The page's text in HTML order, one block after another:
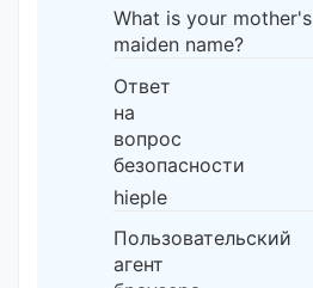
What is your mother's
maiden name?
Ответ
на
вопрос
безопасности
hieple
Пользовательский
агент